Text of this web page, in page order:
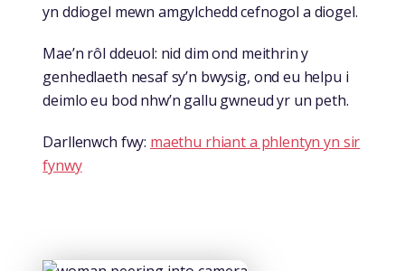
yn ddiogel mewn amgylchedd cefnogol a diogel.
Mae’n rôl ddeuol: nid dim ond meithrin y
genhedlaeth nesaf sy’n bwysig, ond eu helpu i
deimlo eu bod nhw’n gallu gwneud yr un peth.
Darllenwch fwy: maethu rhiant a phlentyn yn sir
fynwy